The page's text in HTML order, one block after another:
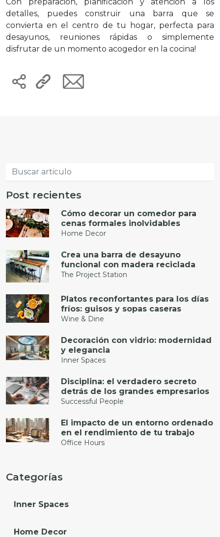
detalles, puedes construir una barra que se
convierta en el centro de tu hogar, perfecta para
desayunos, reuniones rápidas o simplemente
disfrutar de un momento acogedor en la cocina!
Post recientes
Cómo decorar un comedor para
cenas formales inolvidables
Home Decor
Crea una barra de desayuno
funcional con madera reciclada
The Project Station
Platos reconfortantes para los días
fríos: guisos y sopas caseras
Wine & Dine
Decoración con vidrio: modernidad
y elegancia
Inner Spaces
Disciplina: el verdadero secreto
detrás de los grandes empresarios
Successful People
El impacto de un entorno ordenado
en el rendimiento de tu trabajo
Office Hours
Categorías
Inner Spaces
Home Decor